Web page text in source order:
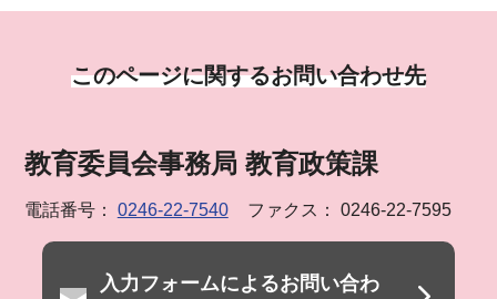
このページに関するお問い合わせ先
教育委員会事務局 教育政策課
電話番号： 0246-22-7540 ファクス： 0246-22-7595
入力フォームによるお問い合わ